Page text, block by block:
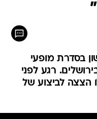
בסדרת מופעי
רגע לפני
על כביש 1, קבלו הצצה לביצוע של